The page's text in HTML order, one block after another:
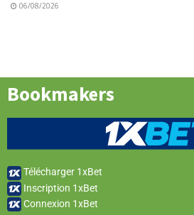
06/08/2026
Bookmakers
Télécharger 1xBet
Inscription 1xBet
Connexion 1xBet